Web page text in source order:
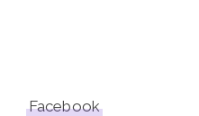
Facebook